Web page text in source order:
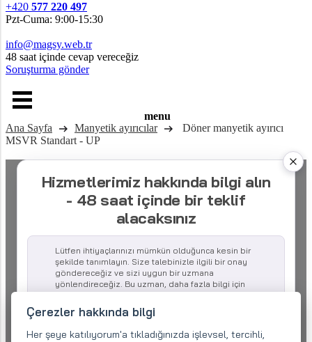
+420 577 220 497
Pzt-Cuma: 9:00-15:30
info@magsy.web.tr
48 saat içinde cevap vereceğiz
Soruşturma gönder
menu
Ana Sayfa
Manyetik ayırıcılar
Döner manyetik ayırıcı
MSVR Standart - UP
Hizmetlerimiz hakkında bilgi alın
- 48 saat içinde bir teklif
alacaksınız
Lütfen ihtiyaçlarınızı mümkün olduğunca kesin bir
şekilde tanımlayın. Size talebinizle ilgili bir onay
göndereceğiz ve sizi uygun bir uzmana
yönlendireceğiz. Bu uzman, daha fazla bilgi için
listelenen iletişim adreslerinden sizinle irtibata
geçebilir.
Şirket adı:
Çerezler hakkında bilgi
Her şeye katılıyorum'a tıkladığınızda işlevsel, tercihli,